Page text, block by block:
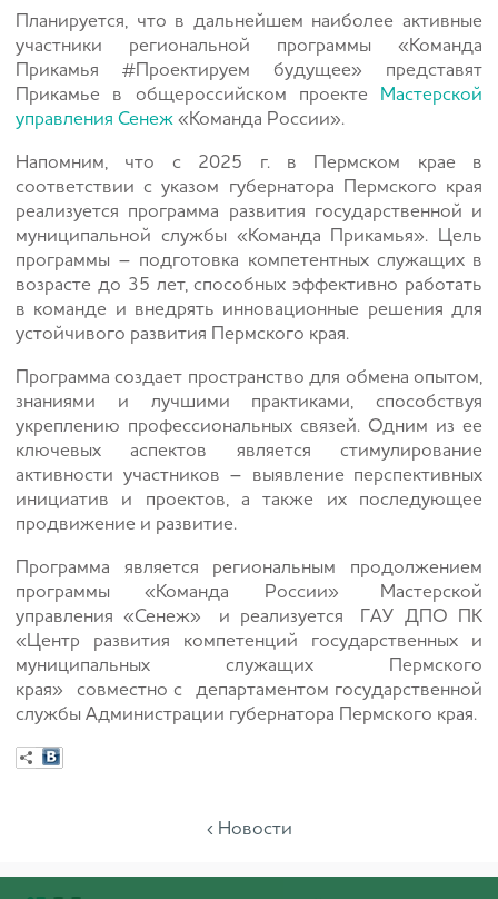
Планируется, что в дальнейшем наиболее активные
участники региональной программы «Команда
Прикамья #Проектируем будущее» представят
Прикамье в общероссийском проекте
Мастерской
управления Сенеж «Команда России».
Напомним, что с 2025 г. в Пермском крае в
соответствии с указом губернатора Пермского края
реализуется программа развития государственной и
муниципальной службы «Команда Прикамья». Цель
программы – подготовка компетентных служащих в
возрасте до 35 лет, способных эффективно работать
в команде и внедрять инновационные решения для
устойчивого развития Пермского края.
Программа создает пространство для обмена опытом,
знаниями и лучшими практиками, способствуя
укреплению профессиональных связей. Одним из ее
ключевых аспектов является стимулирование
активности участников – выявление перспективных
инициатив и проектов, а также их последующее
продвижение и развитие.
Программа является региональным продолжением
программы «Команда России»
Мастерской
управления «Сенеж» и реализуется
ГАУ ДПО ПК
«Центр развития компетенций государственных и
муниципальных служащих Пермского
края» совместно с департаментом государственной
службы Администрации губернатора Пермского края.
‹ Новости